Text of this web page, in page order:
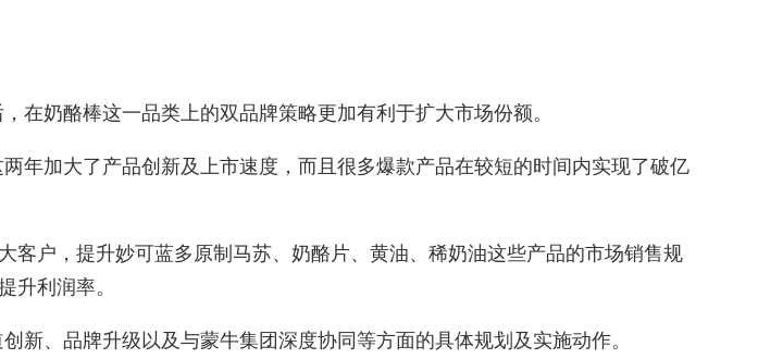
在奶酪棒这一品类上的双品牌策略更加有利于扩大市场份额。
年加大了产品创新及上市速度，而且很多爆款产品在较短的时间内实现了破亿
客户，提升妙可蓝多原制马苏、奶酪片、黄油、稀奶油这些产品的市场销售规
升利润率。
新、品牌升级以及与蒙牛集团深度协同等方面的具体规划及实施动作。